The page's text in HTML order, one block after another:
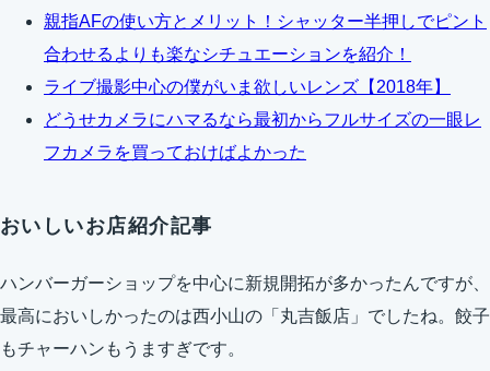
親指AFの使い方とメリット！シャッター半押しでピント
合わせるよりも楽なシチュエーションを紹介！
ライブ撮影中心の僕がいま欲しいレンズ【2018年】
どうせカメラにハマるなら最初からフルサイズの一眼レ
フカメラを買っておけばよかった
おいしいお店紹介記事
ハンバーガーショップを中心に新規開拓が多かったんですが、
最高においしかったのは西小山の「丸吉飯店」でしたね。餃子
もチャーハンもうますぎです。